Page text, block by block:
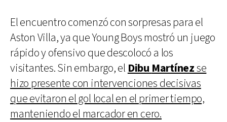
El encuentro comenzó con sorpresas para el
Aston Villa, ya que Young Boys mostró un juego
rápido y ofensivo que descolocó a los
visitantes. Sin embargo, el Dibu Martínezse
hizo presente con intervenciones decisivas
que evitaron el gol local en el primer tiempo,
manteniendo el marcador en cero.